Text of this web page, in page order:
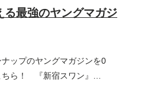
最強のヤングマガジ
ップのヤングマガジンを0
ら！ 『新宿スワン』／